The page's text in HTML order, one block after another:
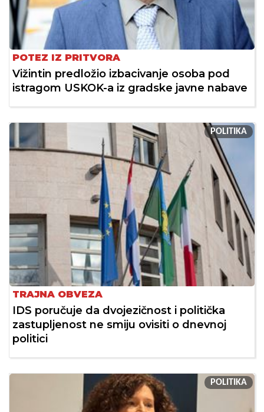
POTEZ IZ PRITVORA
Vižintin predložio izbacivanje osoba pod
istragom USKOK-a iz gradske javne nabave
POLITIKA
TRAJNA OBVEZA
IDS poručuje da dvojezičnost i politička
zastupljenost ne smiju ovisiti o dnevnoj
politici
POLITIKA